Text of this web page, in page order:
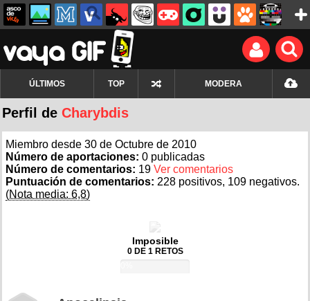
ÚLTIMOS TOP MODERA
Perfil de Charybdis
Miembro desde 30 de Octubre de 2010
Número de aportaciones: 0 publicadas
Número de comentarios: 19 Ver comentarios
Puntuación de comentarios: 228 positivos, 109 negativos.
(Nota media: 6,8)
Imposible
0 DE 1 RETOS